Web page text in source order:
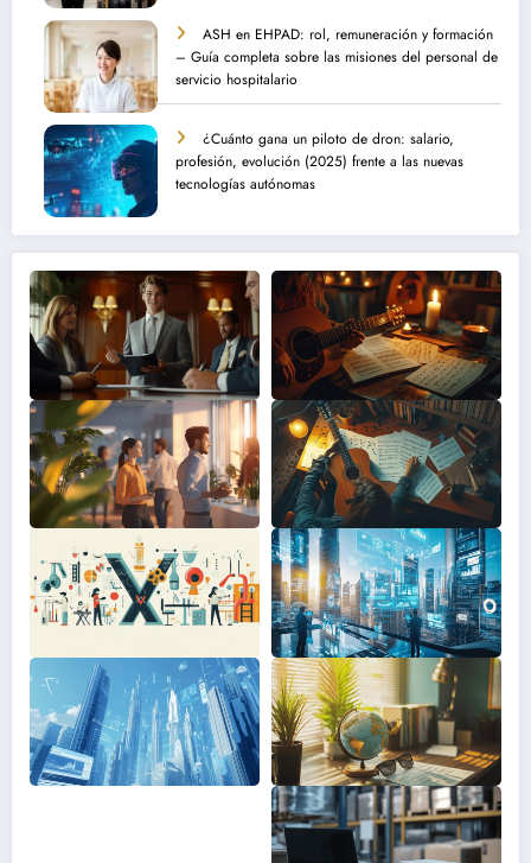
ASH en EHPAD: rol, remuneración y formación
– Guía completa sobre las misiones del personal de
servicio hospitalario
¿Cuánto gana un piloto de dron: salario,
profesión, evolución (2025) frente a las nuevas
tecnologías autónomas